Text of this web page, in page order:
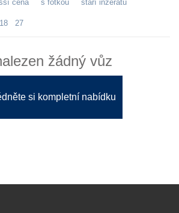
cena s fotkou stáří inzerátu
18 27
žádný vůz
si kompletní nabídku